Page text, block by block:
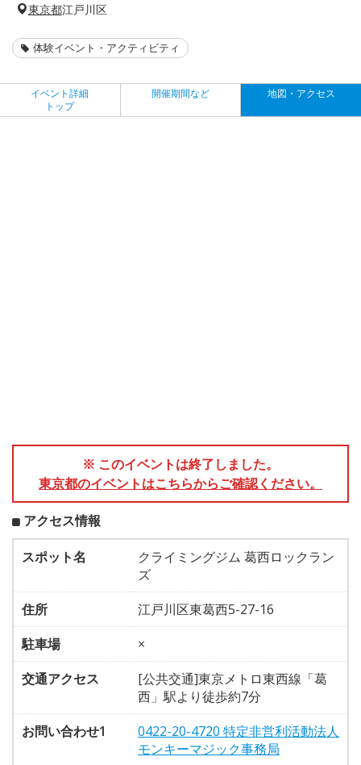
東京都江戸川区
体験イベント・アクティビティ
イベント詳細
トップ
開催期間など 地図・アクセス
※ このイベントは終了しました。
東京都のイベントはこちらからご確認ください。
アクセス情報
スポット名
クライミングジム 葛西ロックラン
ズ
住所
江戸川区東葛西5-27-16
駐車場
×
交通アクセス
[公共交通]東京メトロ東西線「葛
西」駅より徒歩約7分
お問い合わせ1
0422-20-4720 特定非営利活動法人
モンキーマジック事務局